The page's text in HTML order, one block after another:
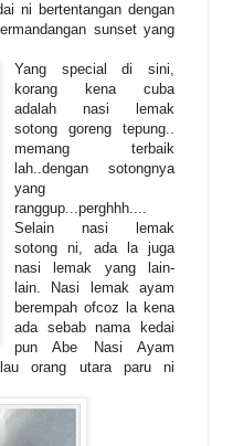
ni bertentangan dengan
sunset yang
Yang special di sini,
korang kena cuba
adalah nasi lemak
sotong goreng tepung..
memang terbaik
lah..dengan sotongnya
yang
ranggup...perghhh....
Selain nasi lemak
sotong ni, ada la juga
nasi lemak yang lain-
lain. Nasi lemak ayam
berempah ofcoz la kena
ada sebab nama kedai
pun Abe Nasi Ayam
orang utara paru ni